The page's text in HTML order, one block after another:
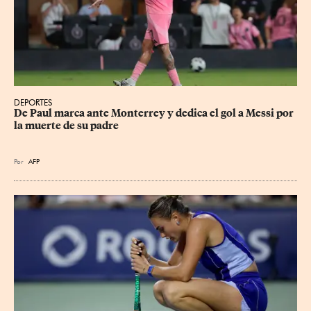
DEPORTES
De Paul marca ante Monterrey y dedica el gol a Messi por
la muerte de su padre
Por AFP